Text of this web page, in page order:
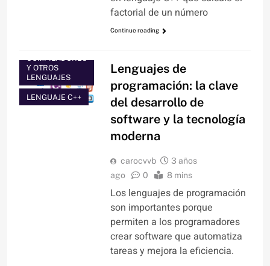
factorial de un número
Continue reading
Y OTROS
LENGUAJES
LENGUAJE C++
Lenguajes de
programación: la clave
del desarrollo de
software y la tecnología
moderna
carocvvb
3 años
ago
0 8 mins
Los lenguajes de programación
son importantes porque
permiten a los programadores
crear software que automatiza
tareas y mejora la eficiencia.